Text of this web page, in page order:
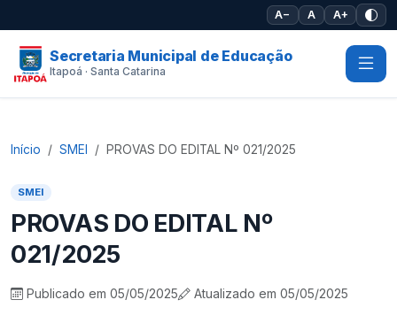
A− A A+
Secretaria Municipal de Educação
Itapoá · Santa Catarina
Início SMEI PROVAS DO EDITAL Nº 021/2025
SMEI
PROVAS DO EDITAL Nº
021/2025
Publicado em 05/05/2025 Atualizado em 05/05/2025